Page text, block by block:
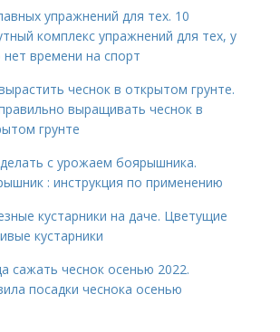
упражнений для тех. 10
комплекс упражнений для тех, у
нет времени на спорт
чеснок в открытом грунте.
выращивать чеснок в
грунте
с урожаем боярышника.
: инструкция по применению
кустарники на даче. Цветущие
кустарники
сажать чеснок осенью 2022.
посадки чеснока осенью